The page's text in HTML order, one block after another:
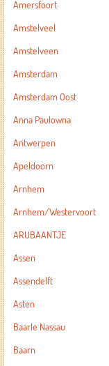
Amersfoort
Amstelveel
Amstelveen
Amsterdam
Amsterdam Oost
Anna Paulowna
Antwerpen
Apeldoorn
Arnhem
Arnhem/Westervoort
ARUBAANTJE
Assen
Assendelft
Asten
Baarle Nassau
Baarn